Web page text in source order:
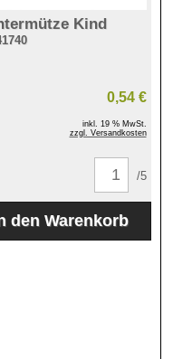
Kind
0,54 €
inkl. 19 % MwSt.
zzgl. Versandkosten
/5